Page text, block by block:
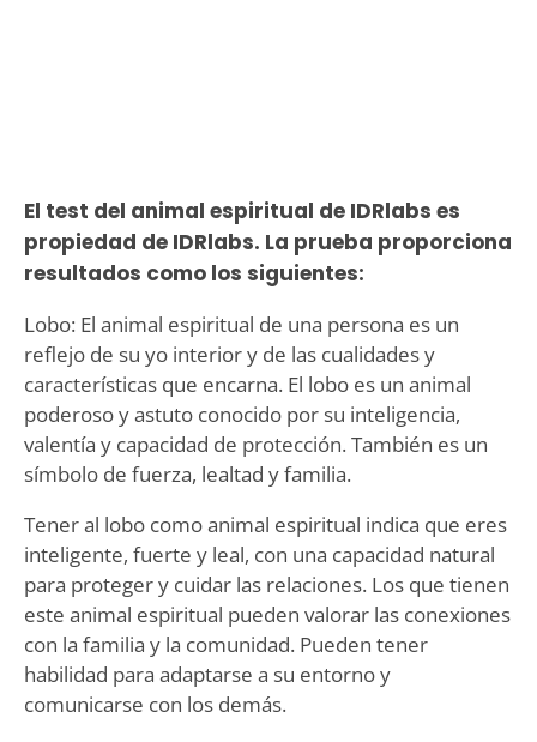
El test del animal espiritual de IDRlabs es
propiedad de IDRlabs. La prueba proporciona
resultados como los siguientes:
Lobo: El animal espiritual de una persona es un
reflejo de su yo interior y de las cualidades y
características que encarna. El lobo es un animal
poderoso y astuto conocido por su inteligencia,
valentía y capacidad de protección. También es un
símbolo de fuerza, lealtad y familia.
Tener al lobo como animal espiritual indica que eres
inteligente, fuerte y leal, con una capacidad natural
para proteger y cuidar las relaciones. Los que tienen
este animal espiritual pueden valorar las conexiones
con la familia y la comunidad. Pueden tener
habilidad para adaptarse a su entorno y
comunicarse con los demás.